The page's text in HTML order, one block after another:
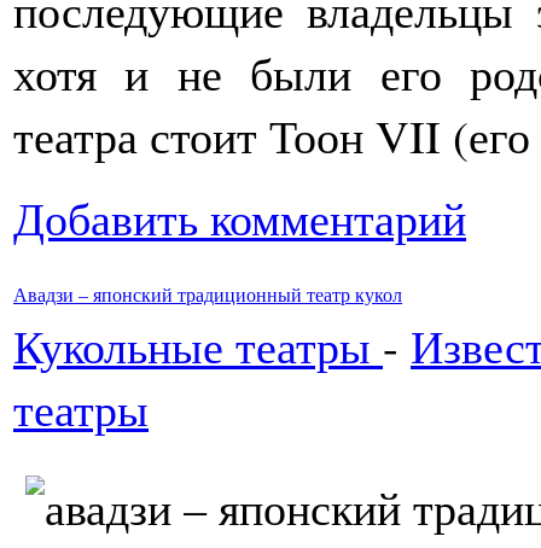
хотя и не были его
театра стоит Тоон VII
Добавить комментарий
Авадзи – японский традиционный театр кукол
Кукольные театры -
театры